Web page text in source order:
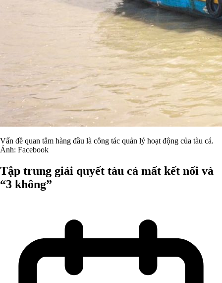
Vấn đề quan tâm hàng đầu là công tác quản lý hoạt động của tàu cá.
Ảnh: Facebook
Tập trung giải quyết tàu cá mất kết nối và
“3 không”